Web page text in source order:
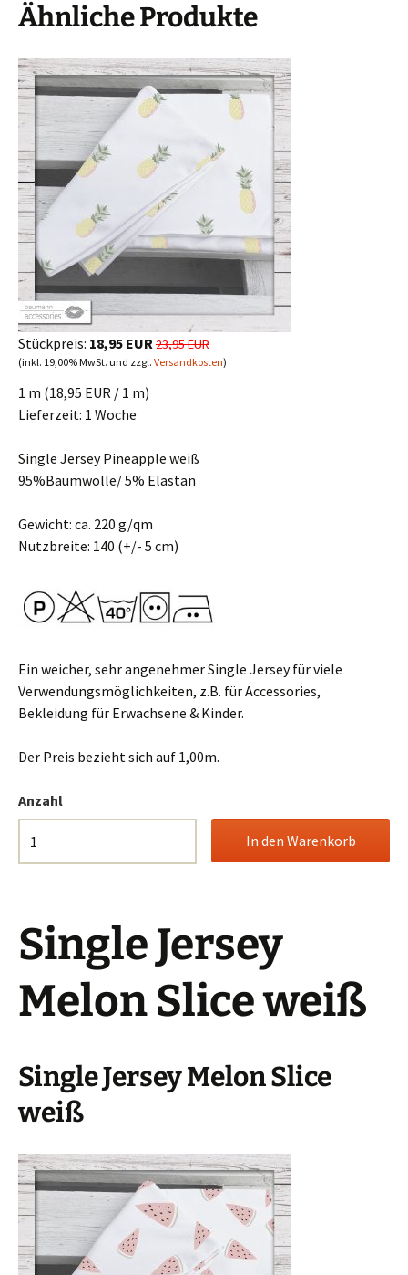
Ähnliche Produkte
Stückpreis: 18,95 EUR23,95 EUR
(inkl. 19,00% MwSt. und zzgl. Versandkosten)
1 m (18,95 EUR / 1 m)
Lieferzeit: 1 Woche
Single Jersey Pineapple weiß
95%Baumwolle/ 5% Elastan
Gewicht: ca. 220 g/qm
Nutzbreite: 140 (+/- 5 cm)
Ein weicher, sehr angenehmer Single Jersey für viele
Verwendungsmöglichkeiten, z.B. für Accessories,
Bekleidung für Erwachsene & Kinder.
Der Preis bezieht sich auf 1,00m.
Anzahl
Single Jersey
Melon Slice weiß
Single Jersey Melon Slice
weiß